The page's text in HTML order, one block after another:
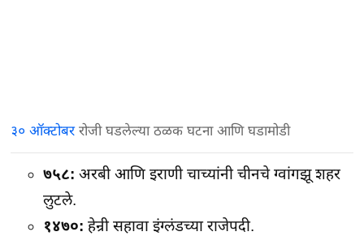
३० ऑक्टोबररोजी घडलेल्या ठळक घटना आणि घडामोडी
७५८: अरबी आणि इराणी चाच्यांनी चीनचे ग्वांगझू शहर
लुटले.
१४७०: हेन्री सहावा इंग्लंडच्या राजेपदी.